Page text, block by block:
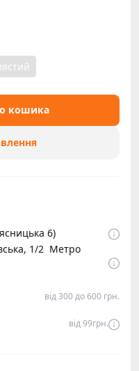
кошика
6)
1/2 Метро
від 300 до 600 грн.
від 99грн.